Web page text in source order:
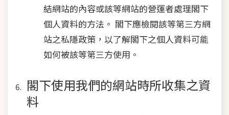
結網站的內容或該等網站的營運者處理閣下
個人資料的方法。 閣下應檢閱該等第三方網
站之私隱政策，以了解閣下之個人資料可能
如何被該等第三方使用。
閣下使用我們的網站時所收集之資
料